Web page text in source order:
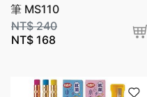
筆 MS110
NT$240
NT$ 168